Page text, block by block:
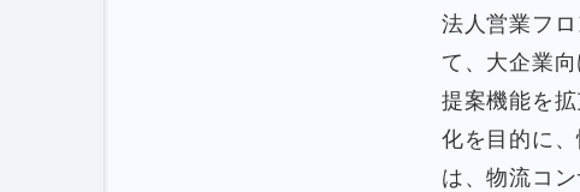
法人営業フ
て、大企業
提案機能を
化を目的に
は、物流コ